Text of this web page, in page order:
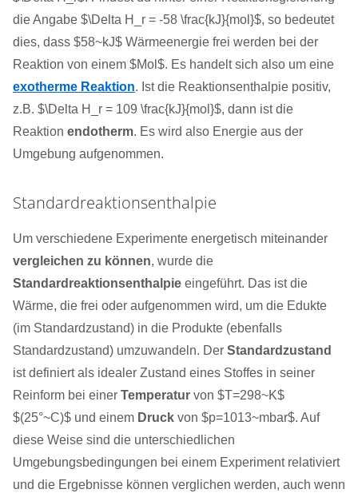
die Angabe $\Delta H_r = -58 \frac{kJ}{mol}$, so bedeutet
dies, dass $58~kJ$ Wärmeenergie frei werden bei der
Reaktion von einem $Mol$. Es handelt sich also um eine
exotherme Reaktion. Ist die Reaktionsenthalpie positiv,
z.B. $\Delta H_r = 109 \frac{kJ}{mol}$, dann ist die
Reaktion endotherm. Es wird also Energie aus der
Umgebung aufgenommen.
Standardreaktionsenthalpie
Um verschiedene Experimente energetisch miteinander
vergleichen zu können, wurde die
Standardreaktionsenthalpie eingeführt. Das ist die
Wärme, die frei oder aufgenommen wird, um die Edukte
(im Standardzustand) in die Produkte (ebenfalls
Standardzustand) umzuwandeln. Der Standardzustand
ist definiert als idealer Zustand eines Stoffes in seiner
Reinform bei einer Temperatur von $T=298~K$
$(25°~C)$ und einem Druck von $p=1013~mbar$. Auf
diese Weise sind die unterschiedlichen
Umgebungsbedingungen bei einem Experiment relativiert
und die Ergebnisse können verglichen werden, auch wenn